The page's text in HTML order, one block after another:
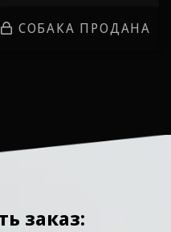
СОБАКА ПРОДАНА
заказ: